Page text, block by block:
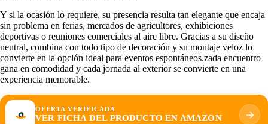
Y si la ocasión lo requiere, su presencia resulta tan elegante que encaja
sin problema en ferias, mercados de agricultores, exhibiciones
deportivas o reuniones comerciales al aire libre. Gracias a su diseño
neutral, combina con todo tipo de decoración y su montaje veloz lo
convierte en la opción ideal para eventos espontáneos.zada encuentro
gana en comodidad y cada jornada al exterior se convierte en una
experiencia memorable.
OFERTA VERIFICADA
VER FICHA DEL PRODUCTO EN AMAZON